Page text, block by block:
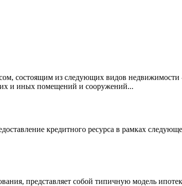
состоящим из следующих видов недвижимости
и иных помещений и сооружений...
кредитного ресурса в рамках
представляет собой типичную модель